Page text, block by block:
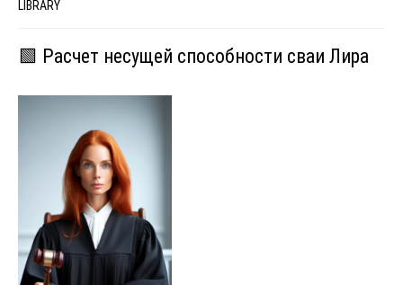
LIBRARY
🟩 Расчет несущей способности сваи Лира